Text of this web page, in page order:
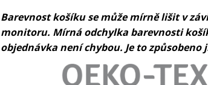
Barevnost košíku se může mírně lišit v
monitoru. Mírná odchylka barevnosti
objednávka není chybou. Je to